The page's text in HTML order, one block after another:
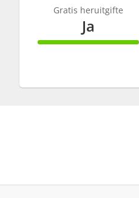
Gratis heruitgifte
Ja
100% Complete